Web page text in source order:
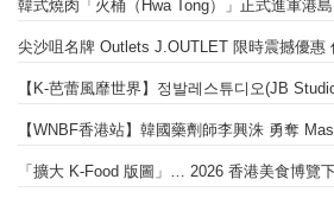
【WNBF香港站】韓國藥劑師李興洙 勇奪
「擴大 K-Food 版圖」… 2026 香港美食博覽